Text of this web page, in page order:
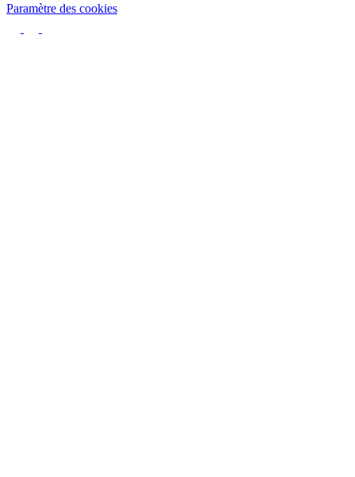
Paramètre des cookies